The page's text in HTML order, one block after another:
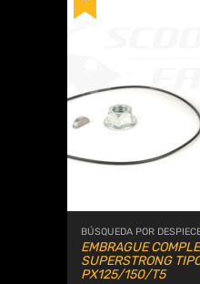
BÚSQUEDA POR
EMBRAGUE
SUPERSTRONG
PX125/150/T5